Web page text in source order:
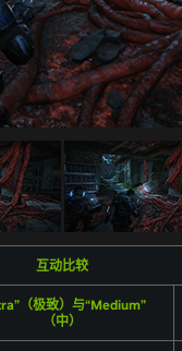
互动比较
（极致）与“Medium”
（中）